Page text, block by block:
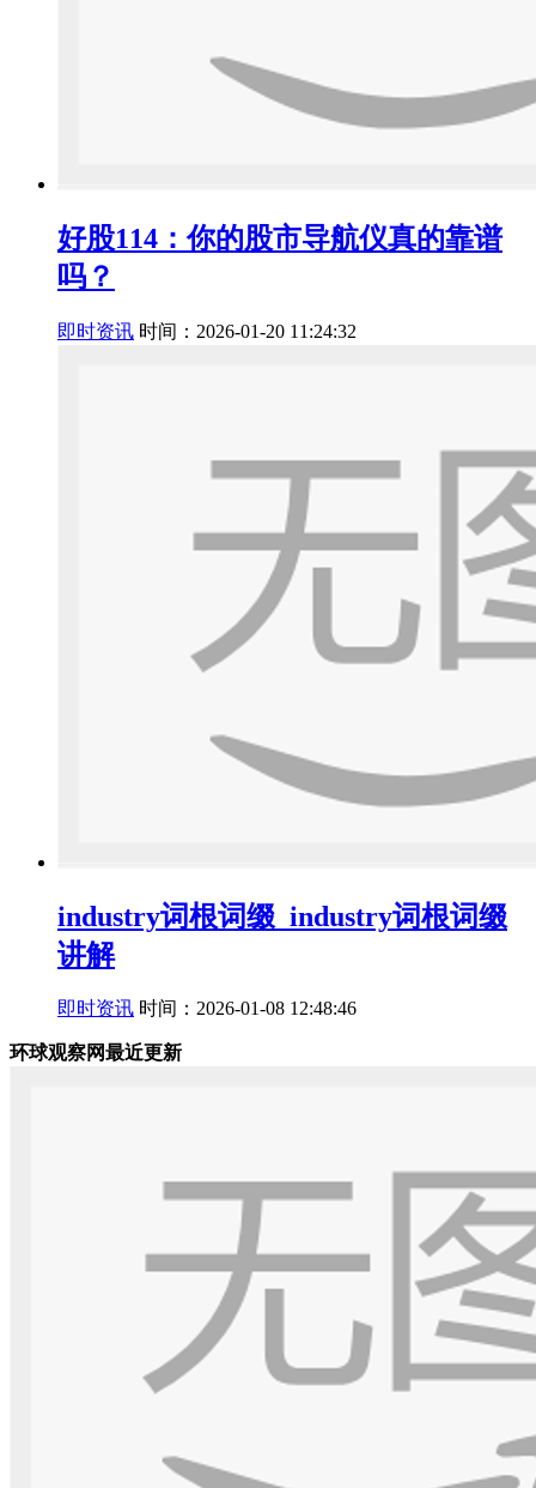
好股114：你的股市导航仪真的靠谱
吗？
即时资讯 时间：2026-01-20 11:24:32
industry词根词缀_industry词根词缀
讲解
即时资讯 时间：2026-01-08 12:48:46
环球观察网最近更新